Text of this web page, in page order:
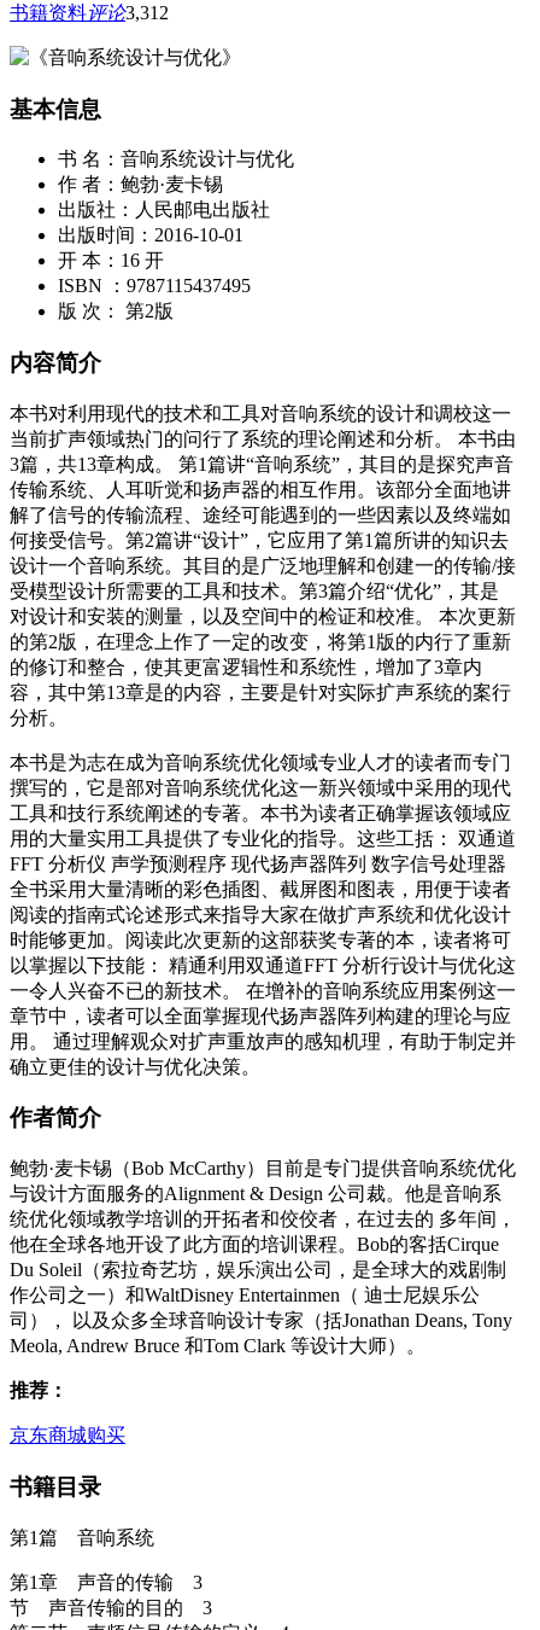
书籍资料评论3,312
基本信息
书 名：音响系统设计与优化
作 者：鲍勃·麦卡锡
出版社：人民邮电出版社
出版时间：2016-10-01
开 本：16 开
ISBN ：9787115437495
版 次： 第2版
内容简介
本书对利用现代的技术和工具对音响系统的设计和调校这一
当前扩声领域热门的问行了系统的理论阐述和分析。 本书由
3篇，共13章构成。 第1篇讲“音响系统”，其目的是探究声音
传输系统、人耳听觉和扬声器的相互作用。该部分全面地讲
解了信号的传输流程、途经可能遇到的一些因素以及终端如
何接受信号。第2篇讲“设计”，它应用了第1篇所讲的知识去
设计一个音响系统。其目的是广泛地理解和创建一的传输/接
受模型设计所需要的工具和技术。第3篇介绍“优化”，其是
对设计和安装的测量，以及空间中的检证和校准。 本次更新
的第2版，在理念上作了一定的改变，将第1版的内行了重新
的修订和整合，使其更富逻辑性和系统性，增加了3章内
容，其中第13章是的内容，主要是针对实际扩声系统的案行
分析。
本书是为志在成为音响系统优化领域专业人才的读者而专门
撰写的，它是部对音响系统优化这一新兴领域中采用的现代
工具和技行系统阐述的专著。本书为读者正确掌握该领域应
用的大量实用工具提供了专业化的指导。这些工括： 双通道
FFT 分析仪 声学预测程序 现代扬声器阵列 数字信号处理器
全书采用大量清晰的彩色插图、截屏图和图表，用便于读者
阅读的指南式论述形式来指导大家在做扩声系统和优化设计
时能够更加。阅读此次更新的这部获奖专著的本，读者将可
以掌握以下技能： 精通利用双通道FFT 分析行设计与优化这
一令人兴奋不已的新技术。 在增补的音响系统应用案例这一
章节中，读者可以全面掌握现代扬声器阵列构建的理论与应
用。 通过理解观众对扩声重放声的感知机理，有助于制定并
确立更佳的设计与优化决策。
作者简介
鲍勃·麦卡锡（Bob McCarthy）目前是专门提供音响系统优化
与设计方面服务的Alignment & Design 公司裁。他是音响系
统优化领域教学培训的开拓者和佼佼者，在过去的 多年间，
他在全球各地开设了此方面的培训课程。Bob的客括Cirque
Du Soleil（索拉奇艺坊，娱乐演出公司，是全球大的戏剧制
作公司之一）和WaltDisney Entertainmen（ 迪士尼娱乐公
司）， 以及众多全球音响设计专家（括Jonathan Deans, Tony
Meola, Andrew Bruce 和Tom Clark 等设计大师）。
推荐：
京东商城购买
书籍目录
第1篇 音响系统
第1章 声音的传输 3
节 声音传输的目的 3